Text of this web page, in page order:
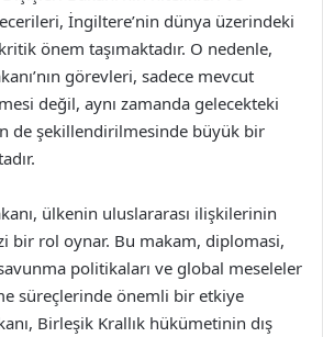
İngiltere’nin dünya üzerindeki
önem taşımaktadır. O nedenle,
görevleri, sadece mevcut
değil, aynı zamanda gelecekteki
de şekillendirilmesinde büyük bir
ülkenin uluslararası ilişkilerinin
bir rol oynar. Bu makam, diplomasi,
politikaları ve global meseleler
süreçlerinde önemli bir etkiye
Birleşik Krallık hükümetinin dış